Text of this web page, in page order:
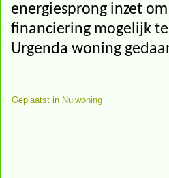
energiesprong inzet
financiering mogelijk
Urgenda woning
Geplaatst in Nulwoning